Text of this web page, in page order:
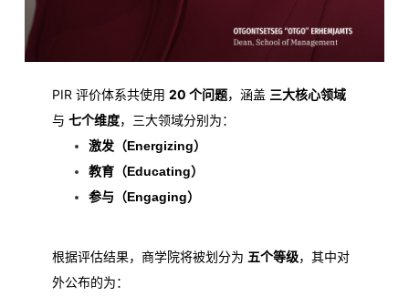
PIR 评价体系共使用 20 个问题，涵盖 三大核心领域
与 七个维度，三大领域分别为：
激发（Energizing）
教育（Educating）
参与（Engaging）
根据评估结果，商学院将被划分为 五个等级，其中对
外公布的为：